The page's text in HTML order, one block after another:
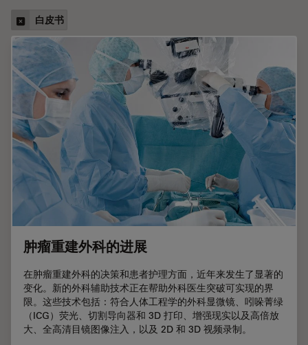
白皮书
肿瘤重建外科的进展
在肿瘤重建外科的决策和患者护理方面，近年来发生了显著的
变化。新的外科辅助技术正在帮助外科医生突破可实现的界
限。这些技术包括：符合人体工程学的外科显微镜、吲哚菁绿
（ICG）荧光、切割导向器和 3D 打印、增强现实以及高倍放
大、全高清目镜图像注入，以及 2D 和 3D 视频录制。